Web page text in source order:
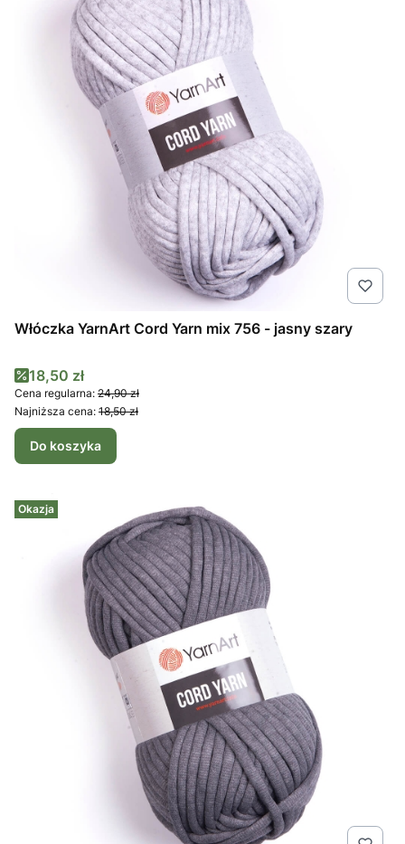
Włóczka YarnArt Cord Yarn mix 756 - jasny szary
Cena promocyjna
18,50 zł
Cena regularna: 24,90 zł
Najniższa cena: 18,50 zł
Do koszyka
Okazja